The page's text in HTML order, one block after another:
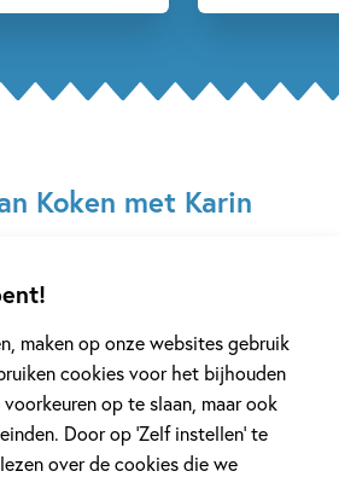
maken op onze websites gebruik
cookies voor het bijhouden
op te slaan, maar ook
Door op ‘Zelf instellen’ te
over de cookies die we
Koken met Karin
24,99
Hardcover